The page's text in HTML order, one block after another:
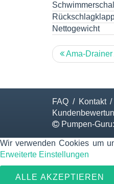
Nettogewicht
Ama-
FAQ / Kontakt /
Pumpen-
Wir verwenden Cookies um
Erweiterte Einstellungen
ALLE AKZEPTIEREN